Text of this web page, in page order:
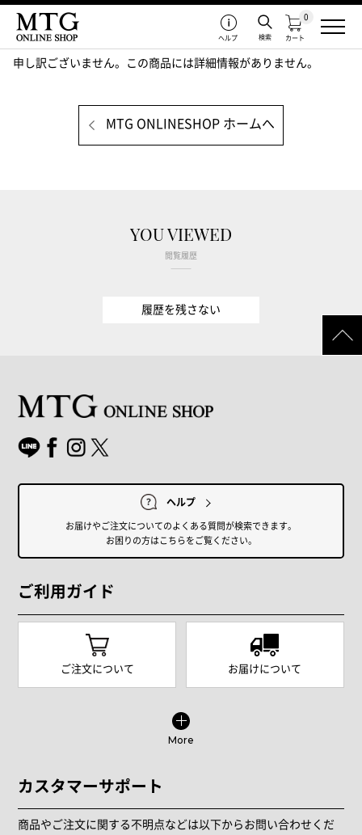
カート
0
検索
ヘルプ
申し訳ございません。この商品には詳細情報がありません。
MTG ONLINESHOP ホームへ
YOU VIEWED
閲覧履歴
履歴を残さない
ヘルプ
お届けやご注文についてのよくある質問が検索できます。
お困りの方はこちらをご覧ください。
ご利用ガイド
ご注文について お届けについて
More
カスタマーサポート
商品やご注文に関する不明点などは以下からお問い合わせくだ